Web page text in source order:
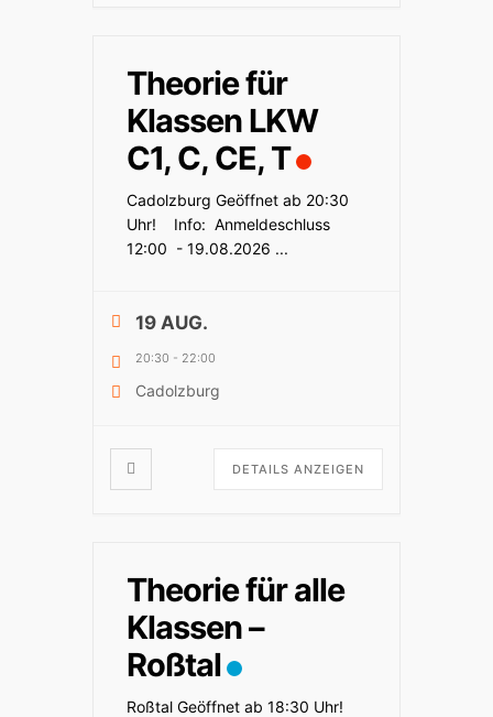
Theorie für
Klassen LKW
C1, C, CE, T
Cadolzburg Geöffnet ab 20:30
Uhr! Info: Anmeldeschluss
12:00 - 19.08.2026 ...
19 AUG.
20:30 - 22:00
Cadolzburg
DETAILS ANZEIGEN
Theorie für alle
Klassen –
Roßtal
Roßtal Geöffnet ab 18:30 Uhr!